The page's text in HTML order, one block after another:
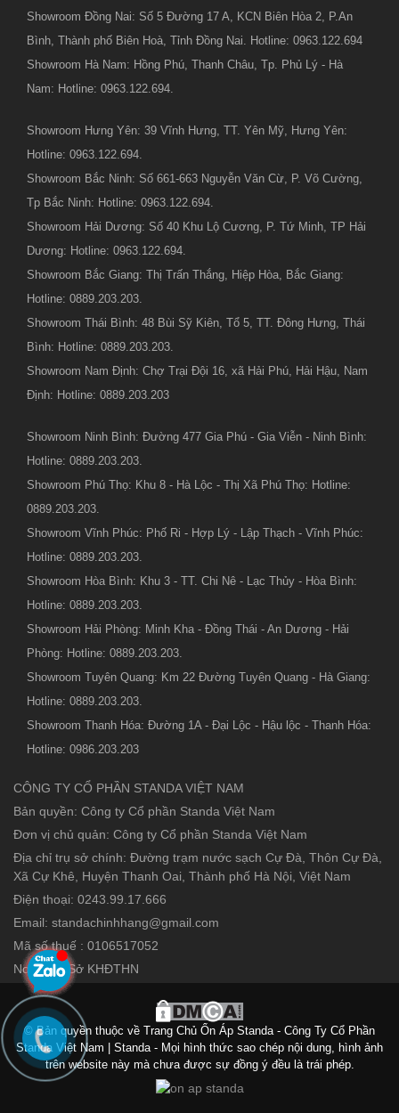
Showroom Đồng Nai: Số 5 Đường 17 A, KCN Biên Hòa 2, P.An
Bình, Thành phố Biên Hoà, Tỉnh Đồng Nai. Hotline: 0963.122.694
Showroom Hà Nam: Hồng Phú, Thanh Châu, Tp. Phủ Lý - Hà
Nam: Hotline: 0963.122.694.
Showroom Hưng Yên: 39 Vĩnh Hưng, TT. Yên Mỹ, Hưng Yên:
Hotline: 0963.122.694.
Showroom Bắc Ninh: Số 661-663 Nguyễn Văn Cừ, P. Võ Cường,
Tp Bắc Ninh: Hotline: 0963.122.694.
Showroom Hải Dương: Số 40 Khu Lộ Cương, P. Tứ Minh, TP Hải
Dương: Hotline: 0963.122.694.
Showroom Bắc Giang: Thị Trấn Thắng, Hiệp Hòa, Bắc Giang:
Hotline: 0889.203.203.
Showroom Thái Bình: 48 Bùi Sỹ Kiên, Tổ 5, TT. Đông Hưng, Thái
Bình: Hotline: 0889.203.203.
Showroom Nam Định: Chợ Trại Đội 16, xã Hải Phú, Hải Hậu, Nam
Định: Hotline: 0889.203.203
Showroom Ninh Bình: Đường 477 Gia Phú - Gia Viễn - Ninh Bình:
Hotline: 0889.203.203.
Showroom Phú Thọ: Khu 8 - Hà Lộc - Thị Xã Phú Thọ: Hotline:
0889.203.203.
Showroom Vĩnh Phúc: Phố Ri - Hợp Lý - Lập Thạch - Vĩnh Phúc:
Hotline: 0889.203.203.
Showroom Hòa Bình: Khu 3 - TT. Chi Nê - Lạc Thủy - Hòa Bình:
Hotline: 0889.203.203.
Showroom Hải Phòng: Minh Kha - Đồng Thái - An Dương - Hải
Phòng: Hotline: 0889.203.203.
Showroom Tuyên Quang: Km 22 Đường Tuyên Quang - Hà Giang:
Hotline: 0889.203.203.
Showroom Thanh Hóa: Đường 1A - Đại Lộc - Hậu lộc - Thanh Hóa:
Hotline: 0986.203.203
CÔNG TY CỔ PHẦN STANDA VIỆT NAM
Bản quyền: Công ty Cổ phần Standa Việt Nam
Đơn vị chủ quản: Công ty Cổ phần Standa Việt Nam
Địa chỉ trụ sở chính: Đường trạm nước sạch Cự Đà, Thôn Cự Đà,
Xã Cự Khê, Huyện Thanh Oai, Thành phố Hà Nội, Việt Nam
Điện thoại: 0243.99.17.666
Email: standachinhhang@gmail.com
Mã số thuế : 0106517052
Nơi cấp : Sở KHĐTHN
© Bản quyền thuộc về Trang Chủ Ổn Áp Standa - Công Ty Cổ Phần
Standa Việt Nam | Standa - Mọi hình thức sao chép nội dung, hình ảnh
trên website này mà chưa được sự đồng ý đều là trái phép.